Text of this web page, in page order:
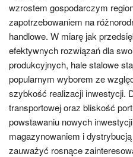
wzrostem gospodarczym
zapotrzebowaniem na
handlowe. W miarę jak
efektywnych rozwiązań dla
produkcyjnych, hale stalowe
popularnym wyborem ze
szybkość realizacji inwestycji.
transportowej oraz bliskość
powstawaniu nowych
magazynowaniem i
zauważyć rosnące